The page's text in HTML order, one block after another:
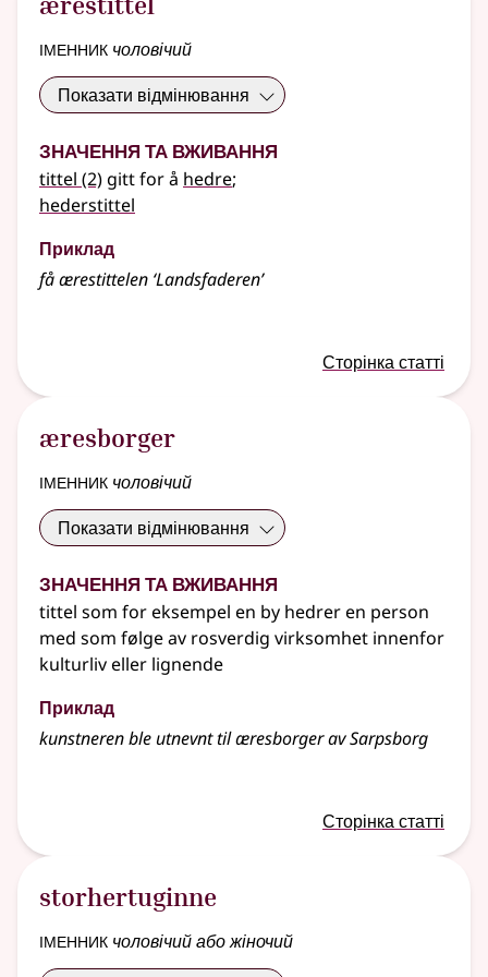
іменник чоловічий
Показати відмінювання
Значення та вживання
tittel (2) gitt for å hedre;
hederstittel
Приклад
få ærestittelen ‘Landsfaderen’
Сторінка статті
æresborger
іменник чоловічий
Показати відмінювання
Значення та вживання
tittel som for eksempel en by hedrer en person
med som følge av rosverdig virksomhet innenfor
kulturliv eller lignende
Приклад
kunstneren ble utnevnt til æresborger av Sarpsborg
Сторінка статті
storhertuginne
іменник чоловічий або жіночий